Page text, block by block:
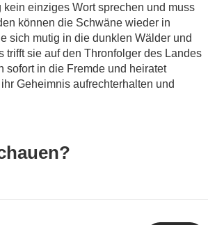
einziges Wort sprechen und muss
können die Schwäne wieder in
sich mutig in die dunklen Wälder und
trifft sie auf den Thronfolger des Landes
sofort in die Fremde und heiratet
Geheimnis aufrechterhalten und